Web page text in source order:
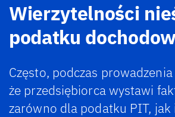
Wierzytelności
podatku
Często, podczas
że przedsiębiorca wystawi
zarówno dla podatku PIT,